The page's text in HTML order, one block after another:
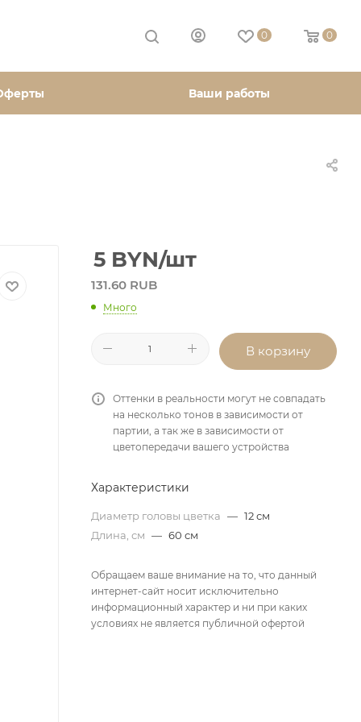
0 0
Ваши работы
5 BYN/шт
131.60 RUB
Много
В корзину
Оттенки в реальности могут не совпадать
на несколько тонов в зависимости от
партии, а так же в зависимости от
цветопередачи вашего устройства
Характеристики
Диаметр головы цветка — 12 см
Длина, см — 60 см
Обращаем ваше внимание на то, что данный
интернет-сайт носит исключительно
информационный характер и ни при каких
условиях не является публичной офертой